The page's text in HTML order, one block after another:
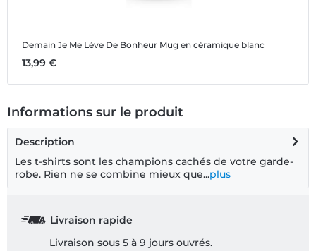
Demain Je Me Lève De Bonheur Mug en céramique blanc
13,99 €
Informations sur le produit
Description
Les t-shirts sont les champions cachés de votre garde-
robe. Rien ne se combine mieux que...plus
Livraison rapide
Livraison sous 5 à 9 jours ouvrés.